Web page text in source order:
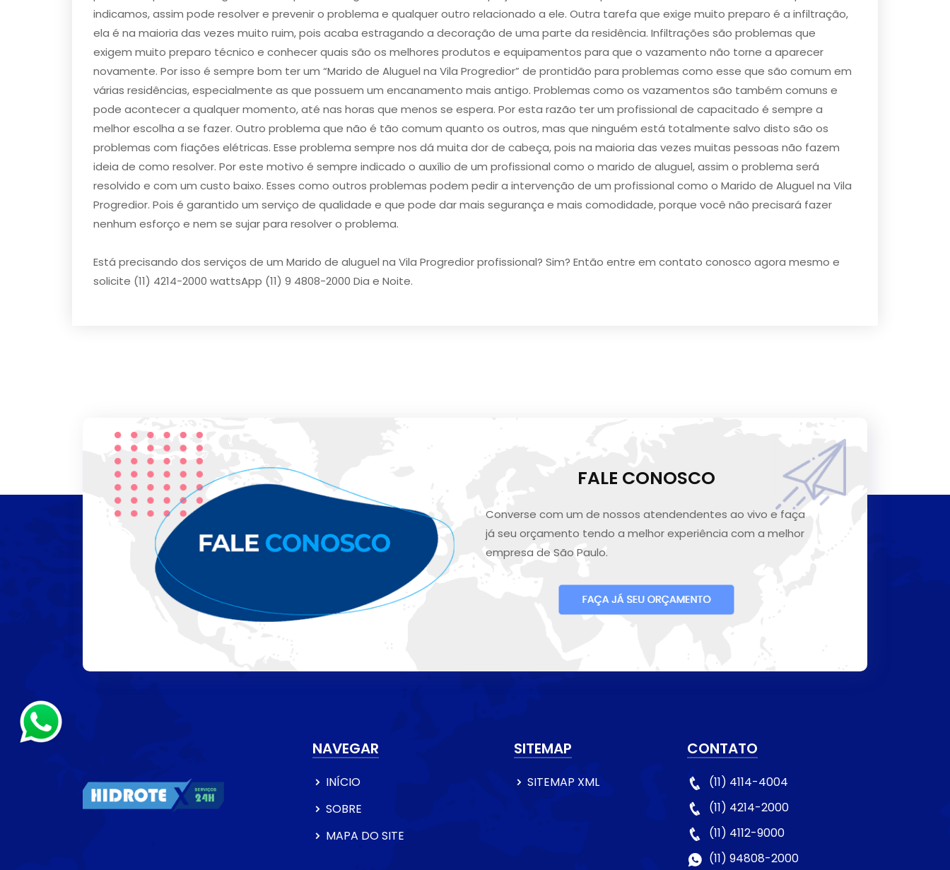
indicamos, assim pode resolver e prevenir o problema e qualquer outro relacionado a ele. Outra tarefa que exige muito preparo é a ​infiltração​,
ela é na maioria das vezes muito ruim, pois acaba estragando a decoração de uma parte da residência. Infiltrações são problemas que
exigem muito preparo técnico e conhecer quais são os melhores produtos e equipamentos para que o vazamento não torne a aparecer
novamente. Por isso é sempre bom ter um “Marido de Aluguel na Vila Progredior” de prontidão para problemas como esse que são comum em
várias residências, especialmente as que possuem um encanamento mais antigo. Problemas como os ​vazamentos são também comuns e
pode acontecer a qualquer momento, até nas horas que menos se espera. Por esta razão ter um profissional de capacitado é sempre a
melhor escolha a se fazer. Outro problema que não é tão comum quanto os outros, mas que ninguém está totalmente salvo disto são os
problemas com ​fiações elétricas​. Esse problema sempre nos dá muita dor de cabeça, pois na maioria das vezes muitas pessoas não fazem
ideia de como resolver. Por este motivo é sempre indicado o auxílio de um profissional como o marido de aluguel, assim o problema será
resolvido e com um custo baixo. Esses como outros problemas podem pedir a intervenção de um profissional como o Marido de Aluguel na Vila
Progredior. Pois é garantido um serviço de qualidade e que pode dar mais segurança e mais comodidade, porque você não precisará fazer
nenhum esforço e nem se sujar para resolver o problema.
Está precisando dos serviços de um Marido de aluguel na Vila Progredior profissional? Sim? Então entre em contato conosco agora mesmo e
solicite (11) 4214-2000 wattsApp (11) 9 4808-2000 Dia e Noite.
FALE CONOSCO
Converse com um de nossos atendendentes ao vivo e faça
já seu orçamento tendo a melhor experiência com a melhor
empresa de São Paulo.
NAVEGAR
INÍCIO
SOBRE
MAPA DO SITE
SITEMAP
SITEMAP XML
CONTATO
(11) 4114-4004
(11) 4214-2000
(11) 4112-9000
(11) 94808-2000